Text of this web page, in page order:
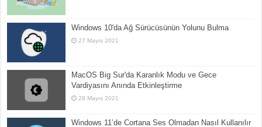
Windows 10'da Ağ Sürücüsünün Yolunu Bulma
27 Mayıs 2021
MacOS Big Sur'da Karanlık Modu ve Gece
Vardiyasını Anında Etkinleştirme
28 Mayıs 2021
Windows 11’de Cortana Ses Olmadan Nasıl Kullanılır